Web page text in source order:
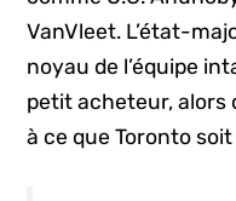
VanVleet. L’état-
noyau de l’équipe
petit acheteur, alors
à ce que Toronto